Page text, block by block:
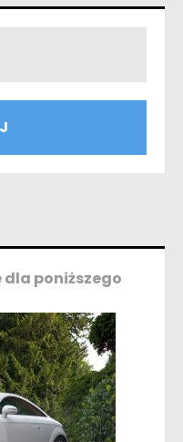
poniższego